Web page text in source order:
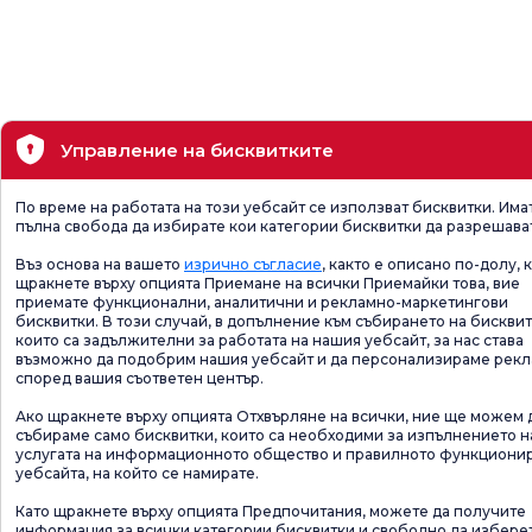
Управление на бисквитките
По време на работата на този уебсайт се използват бисквитки.
пълна свобода да избирате кои категории бисквитки да
Въз основа на вашето изрично съгласие, както е описано по-долу,
щракнете върху опцията Приемане на всички Приемайки това, вие
приемате функционални, аналитични и рекламно-маркетингови
бисквитки. В този случай, в допълнение към събирането на
които са задължителни за работата на нашия уебсайт, за нас става
възможно да подобрим нашия уебсайт и да персонализираме
според вашия съответен център.
Ако щракнете върху опцията Отхвърляне на всички, ние ще можем
събираме само бисквитки, които са необходими за изпълнението
услугата на информационното общество и правилното
уебсайта, на който се намирате.
Като щракнете върху опцията Предпочитания, можете да получите